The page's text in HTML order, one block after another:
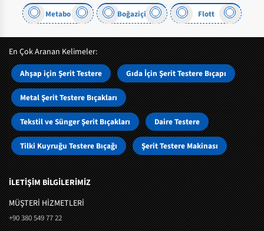
Metabo Boğaziçi Flott
En Çok Aranan Kelimeler:
Ahşap için Şerit Testere Gıda İçin Şerit Testere Bıçapı
Metal Şerit Testere Bıçakları
Tekstil ve Sünger Şerit Bıçakları Daire Testere
Tilki Kuyruğu Testere Bıçağı Şerit Testere Makinası
İLETİŞİM BİLGİLERİMİZ
MÜŞTERI HIZMETLERI
+90 380 549 77 22